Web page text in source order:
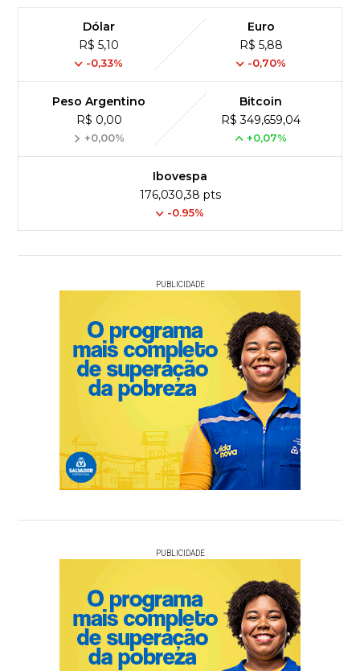
Dólar
R$ 5,10
-0,33%
Euro
R$ 5,88
-0,70%
Peso Argentino
R$ 0,00
+0,00%
Bitcoin
R$ 349,659,04
+0,07%
Ibovespa
176,030,38 pts
-0.95%
PUBLICIDADE
PUBLICIDADE